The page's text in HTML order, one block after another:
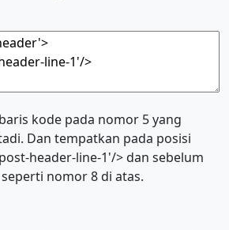
kode pada nomor 5 yang
Dan tempatkan pada posisi
header-line-1'/> dan sebelum
nomor 8 di atas.